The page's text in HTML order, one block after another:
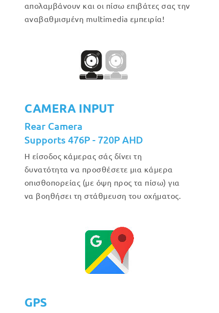
απολαμβάνουν και οι πίσω επιβάτες σας την
αναβαθμισμένη multimedia εμπειρία!
CAMERA INPUT
Rear Camera
Supports 476P - 720P AHD
Η είσοδος κάμερας σάς δίνει τη
δυνατότητα να προσθέσετε μια κάμερα
οπισθοπορείας (με όψη προς τα πίσω) για
να βοηθήσει τη στάθμευση του οχήματος.
GPS